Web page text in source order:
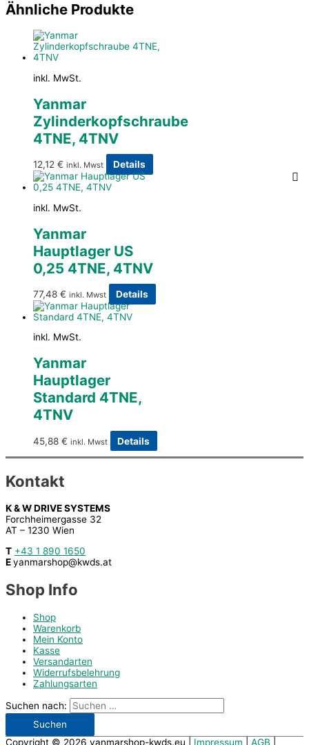
Ähnliche Produkte
inkl. MwSt.
Yanmar
Zylinderkopfschraube
4TNE, 4TNV
12,12 € inkl. Mwst Details
inkl. MwSt.
Yanmar
Hauptlager US
0,25 4TNE, 4TNV
77,48 € inkl. Mwst Details
inkl. MwSt.
Yanmar
Hauptlager
Standard 4TNE,
4TNV
45,88 € inkl. Mwst Details
Kontakt
K & W DRIVE SYSTEMS
Forchheimergasse 32
AT – 1230 Wien
T +43 1 890 1650
Eyanmarshop@kwds.at
Shop Info
Shop
Warenkorb
Mein Konto
Kasse
Versandarten
Widerrufsbelehrung
Zahlungsarten
Suchen nach:
Copyright © 2026 yanmarshop-kwds.eu Impressum AGB